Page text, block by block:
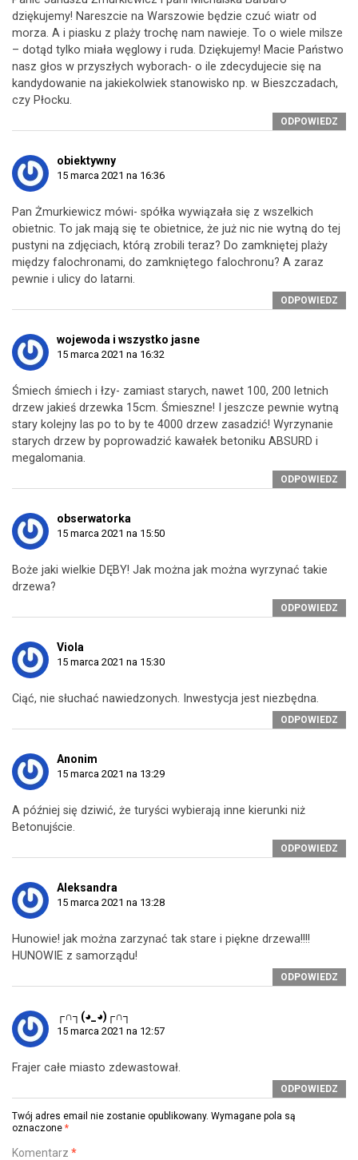
dziękujemy! Nareszcie na Warszowie będzie czuć wiatr od
morza. A i piasku z plaży trochę nam nawieje. To o wiele milsze
– dotąd tylko miała węglowy i ruda. Dziękujemy! Macie Państwo
nasz głos w przyszłych wyborach- o ile zdecydujecie się na
kandydowanie na jakiekolwiek stanowisko np. w Bieszczadach,
czy Płocku.
ODPOWIEDZ
obiektywny
15 marca 2021 na 16:36
Pan Żmurkiewicz mówi- spółka wywiązała się z wszelkich
obietnic. To jak mają się te obietnice, że już nic nie wytną do tej
pustyni na zdjęciach, którą zrobili teraz? Do zamkniętej plaży
między falochronami, do zamkniętego falochronu? A zaraz
pewnie i ulicy do latarni.
ODPOWIEDZ
wojewoda i wszystko jasne
15 marca 2021 na 16:32
Śmiech śmiech i łzy- zamiast starych, nawet 100, 200 letnich
drzew jakieś drzewka 15cm. Śmieszne! I jeszcze pewnie wytną
stary kolejny las po to by te 4000 drzew zasadzić! Wyrzynanie
starych drzew by poprowadzić kawałek betoniku ABSURD i
megalomania.
ODPOWIEDZ
obserwatorka
15 marca 2021 na 15:50
Boże jaki wielkie DĘBY! Jak można jak można wyrzynać takie
drzewa?
ODPOWIEDZ
Viola
15 marca 2021 na 15:30
Ciąć, nie słuchać nawiedzonych. Inwestycja jest niezbędna.
ODPOWIEDZ
Anonim
15 marca 2021 na 13:29
A później się dziwić, że turyści wybierają inne kierunki niż
Betonujście.
ODPOWIEDZ
Aleksandra
15 marca 2021 na 13:28
Hunowie! jak można zarzynać tak stare i piękne drzewa!!!!
HUNOWIE z samorządu!
ODPOWIEDZ
┌∩┐(◕_◕)┌∩┐
15 marca 2021 na 12:57
Frajer całe miasto zdewastował.
ODPOWIEDZ
Twój adres email nie zostanie opublikowany. Wymagane pola są
oznaczone *
Komentarz *